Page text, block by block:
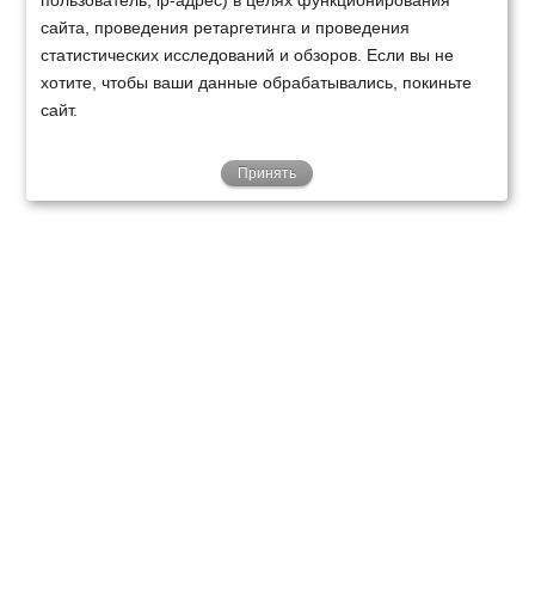
сайта, проведения ретаргетинга и проведения
статистических исследований и обзоров. Если вы не
хотите, чтобы ваши данные обрабатывались, покиньте
сайт.
Принять